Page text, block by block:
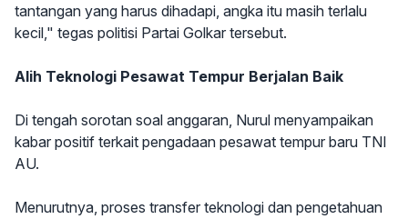
tantangan yang harus dihadapi, angka itu masih terlalu
kecil," tegas politisi Partai Golkar tersebut.
Alih Teknologi Pesawat Tempur Berjalan Baik
Di tengah sorotan soal anggaran, Nurul menyampaikan
kabar positif terkait pengadaan pesawat tempur baru TNI
AU.
Menurutnya, proses transfer teknologi dan pengetahuan